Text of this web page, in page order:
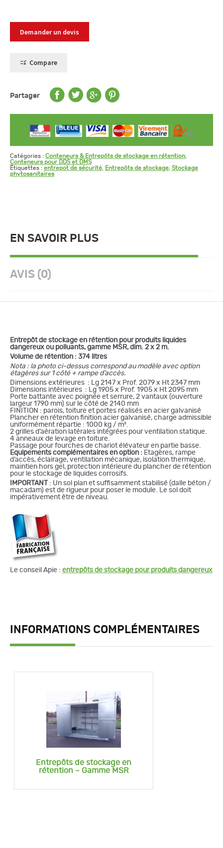
Demander un devis
Compare
Partager
Catégories : Conteneurs & Entrepôts de stockage en rétention
Conteneurs pour DDS et DMS
Étiquettes : entrepot de sécurité Entrepôts de stockage Stockage
phytosanitaires
EN SAVOIR PLUS
AVIS (0)
Entrepôt de stockage en rétention pour produits liquides
dangereux ou polluants, gamme MSR, dim. 2 x 2 m.
Volume de rétention : 374 litres
Nota : la photo ci-dessus correspond au modèle avec option
étagères sur 1 côté + rampe d’accès.
Dimensions extérieures : Lg 2147 x Prof. 2079 x Ht 2347 mm
Dimensions intérieures : Lg 1905 x Prof. 1905 x Ht 2095 mm
Porte battante avec poignée et serrure, 2 vantaux (ouverture
largeur 1790 mm) sur le côté de 2140 mm
FINITION : parois, toiture et portes réalisés en acier galvanisé
Plancher en rétention finition acier galvanisé, charge admissible
uniformément répartie : 1000 kg / m².
2 grilles d’aération latérales intégrées pour ventilation statique.
4 anneaux de levage en toiture.
Passage pour fourches de chariot élévateur en partie basse.
Equipements complémentaires en option : Etagères, rampe
d’accès, éclairage, ventilation mécanique, isolation thermique,
maintien hors gel, protection intérieure du plancher de rétention
pour le stockage de liquides corrosifs.
IMPORTANT
: Un sol plan et suffisamment stabilisé (dalle béton /
macadam) est de rigueur pour poser le module. Le sol doit
impérativement être de niveau.
Le conseil Apie : entrepôts de stockage pour produits dangereux
INFORMATIONS COMPLÉMENTAIRES
Entrepôts de stockage en
rétention – Gamme MSR